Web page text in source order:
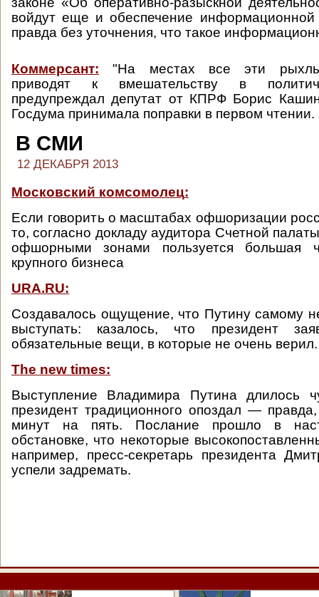
войдут еще и обеспечение информационной
правда без уточнения, что такое
Коммерсант: "На местах все эти
приводят к вмешательству в
предупреждал депутат от КПРФ Борис
Госдума принимала поправки в первом чтении.
В СМИ
12 ДЕКАБРЯ 2013
Московский комсомолец:
Если говорить о масштабах офшоризации
то, согласно докладу аудитора Счетной
офшорными зонами пользуется большая
крупного бизнеса
URA.RU:
Cоздавалось ощущение, что Путину самому
выступать: казалось, что президент
обязательные вещи, в которые не очень верил.
The new times:
Выступление Владимира Путина длилось
президент традиционного опоздал — правда,
минут на пять. Послание прошло в
обстановке, что некоторые
например, пресс-секретарь президента
успели задремать.